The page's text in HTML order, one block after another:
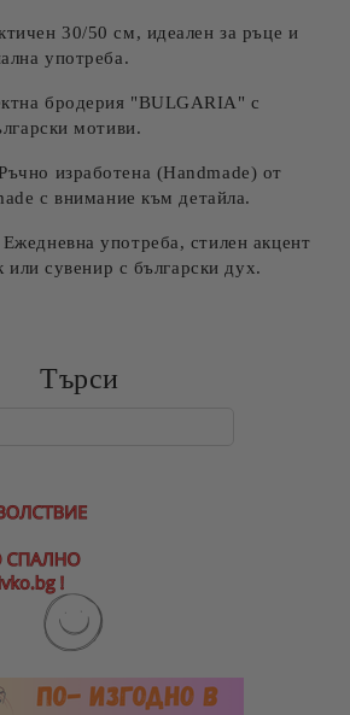
30/50 см, идеален за ръце и
употреба.
бродерия "BULGARIA" с
мотиви.
Ръчно изработена (Handmade) от
с внимание към детайла.
Ежедневна употреба, стилен акцент
сувенир с български дух.
Търси